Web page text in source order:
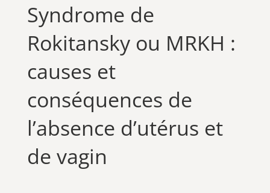
Syndrome de
Rokitansky ou MRKH :
causes et
conséquences de
l’absence d’utérus et
de vagin